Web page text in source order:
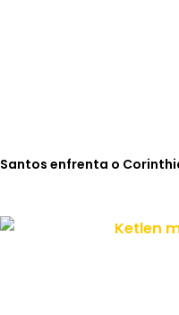
Santos enfrenta o